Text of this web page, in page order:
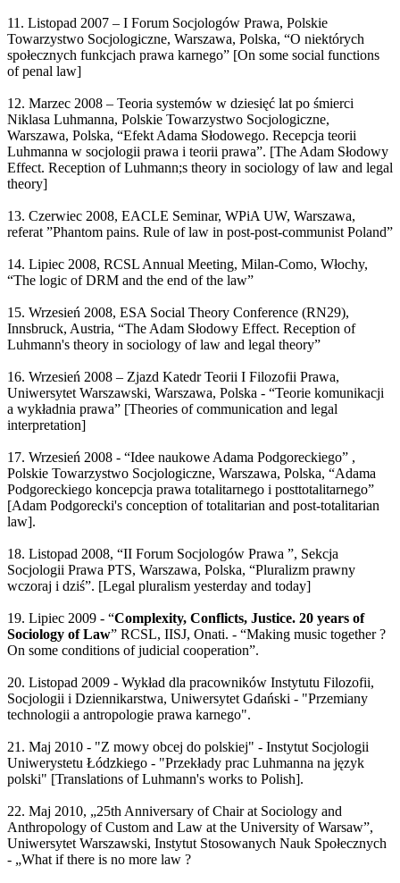
11. Listopad 2007 – I Forum Socjologów Prawa, Polskie
Towarzystwo Socjologiczne, Warszawa, Polska, “O niektórych
społecznych funkcjach prawa karnego” [On some social functions
of penal law]
12. Marzec 2008 – Teoria systemów w dziesięć lat po śmierci
Niklasa Luhmanna, Polskie Towarzystwo Socjologiczne,
Warszawa, Polska, “Efekt Adama Słodowego. Recepcja teorii
Luhmanna w socjologii prawa i teorii prawa”. [The Adam Słodowy
Effect. Reception of Luhmann;s theory in sociology of law and legal
theory]
13. Czerwiec 2008, EACLE Seminar, WPiA UW, Warszawa,
referat ”Phantom pains. Rule of law in post-post-communist Poland”
14. Lipiec 2008, RCSL Annual Meeting, Milan-Como, Włochy,
“The logic of DRM and the end of the law”
15. Wrzesień 2008, ESA Social Theory Conference (RN29),
Innsbruck, Austria, “The Adam Słodowy Effect. Reception of
Luhmann's theory in sociology of law and legal theory”
16. Wrzesień 2008 – Zjazd Katedr Teorii I Filozofii Prawa,
Uniwersytet Warszawski, Warszawa, Polska - “Teorie komunikacji
a wykładnia prawa” [Theories of communication and legal
interpretation]
17. Wrzesień 2008 - “Idee naukowe Adama Podgoreckiego” ,
Polskie Towarzystwo Socjologiczne, Warszawa, Polska, “Adama
Podgoreckiego koncepcja prawa totalitarnego i posttotalitarnego”
[Adam Podgorecki's conception of totalitarian and post-totalitarian
law].
18. Listopad 2008, “II Forum Socjologów Prawa ”, Sekcja
Socjologii Prawa PTS, Warszawa, Polska, “Pluralizm prawny
wczoraj i dziś”. [Legal pluralism yesterday and today]
19. Lipiec 2009 - “Complexity, Conflicts, Justice. 20 years of
Sociology of Law” RCSL, IISJ, Onati. - “Making music together ?
On some conditions of judicial cooperation”.
20. Listopad 2009 - Wykład dla pracowników Instytutu Filozofii,
Socjologii i Dziennikarstwa, Uniwersytet Gdański - "Przemiany
technologii a antropologie prawa karnego".
21. Maj 2010 - "Z mowy obcej do polskiej" - Instytut Socjologii
Uniwerystetu Łódzkiego - "Przekłady prac Luhmanna na język
polski" [Translations of Luhmann's works to Polish].
22. Maj 2010, „25th Anniversary of Chair at Sociology and
Anthropology of Custom and Law at the University of Warsaw”,
Uniwersytet Warszawski, Instytut Stosowanych Nauk Społecznych
- „What if there is no more law ?